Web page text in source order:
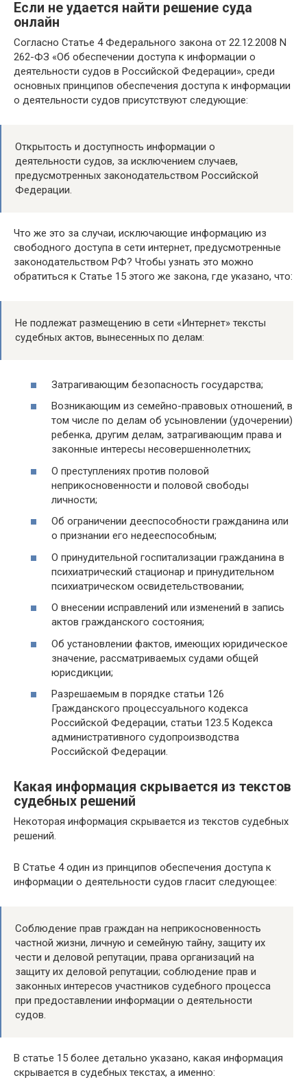
Если не удается найти решение суда
онлайн
Согласно Статье 4 Федерального закона от 22.12.2008 N
262-ФЗ «Об обеспечении доступа к информации о
деятельности судов в Российской Федерации», среди
основных принципов обеспечения доступа к информации
о деятельности судов присутствуют следующие:
Открытость и доступность информации о
деятельности судов, за исключением случаев,
предусмотренных законодательством Российской
Федерации.
Что же это за случаи, исключающие информацию из
свободного доступа в сети интернет, предусмотренные
законодательством РФ? Чтобы узнать это можно
обратиться к Статье 15 этого же закона, где указано, что:
Не подлежат размещению в сети «Интернет» тексты
судебных актов, вынесенных по делам:
Затрагивающим безопасность государства;
Возникающим из семейно-правовых отношений, в
том числе по делам об усыновлении (удочерении)
ребенка, другим делам, затрагивающим права и
законные интересы несовершеннолетних;
О преступлениях против половой
неприкосновенности и половой свободы
личности;
Об ограничении дееспособности гражданина или
о признании его недееспособным;
О принудительной госпитализации гражданина в
психиатрический стационар и принудительном
психиатрическом освидетельствовании;
О внесении исправлений или изменений в запись
актов гражданского состояния;
Об установлении фактов, имеющих юридическое
значение, рассматриваемых судами общей
юрисдикции;
Разрешаемым в порядке статьи 126
Гражданского процессуального кодекса
Российской Федерации, статьи 123.5 Кодекса
административного судопроизводства
Российской Федерации.
Какая информация скрывается из текстов
судебных решений
Некоторая информация скрывается из текстов судебных
решений.
В Статье 4 один из принципов обеспечения доступа к
информации о деятельности судов гласит следующее:
Соблюдение прав граждан на неприкосновенность
частной жизни, личную и семейную тайну, защиту их
чести и деловой репутации, права организаций на
защиту их деловой репутации; соблюдение прав и
законных интересов участников судебного процесса
при предоставлении информации о деятельности
судов.
В статье 15 более детально указано, какая информация
скрывается в судебных текстах, а именно: